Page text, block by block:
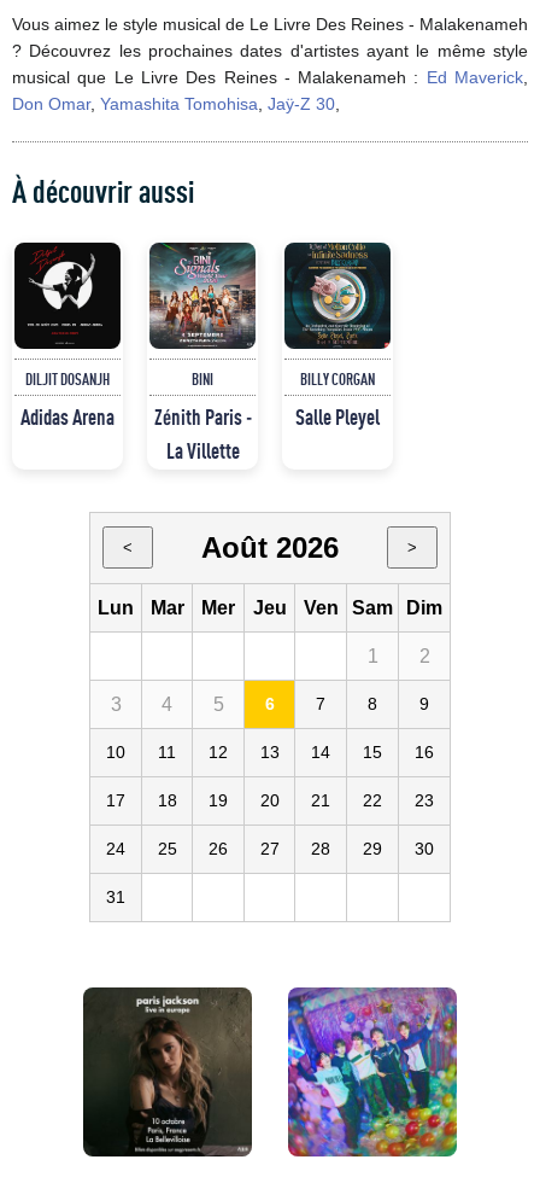
Vous aimez le style musical de Le Livre Des Reines - Malakenameh
? Découvrez les prochaines dates d'artistes ayant le même style
musical que Le Livre Des Reines - Malakenameh : Ed Maverick
Don Omar, Yamashita Tomohisa Jaÿ-Z 30
À découvrir aussi
DILJIT DOSANJH
Adidas Arena
BINI
Zénith Paris -
La Villette
BILLY CORGAN
Salle Pleyel
< Août 2026 >
Lun Mar Mer Jeu Ven Sam Dim
1 2
3 4 5 6 7 8 9
10 11 12 13 14 15 16
17 18 19 20 21 22 23
24 25 26 27 28 29 30
31